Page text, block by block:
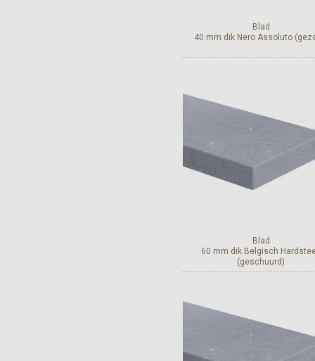
Blad
40 mm dik Nero Assoluto
Blad
60 mm dik Belgisch
(geschuurd)
Bekijk en bestel